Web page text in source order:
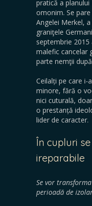
pratică a planului
omonim. Se
Angelei Merkel,
graniţele
septembrie
malefic cancelar
parte nemţii
Ceilalți pe care i-
minore, fără o
nici cuturală,
o prestanță
lider de caracter.
În cupluri
ireparabile
Se vor
perioadă de